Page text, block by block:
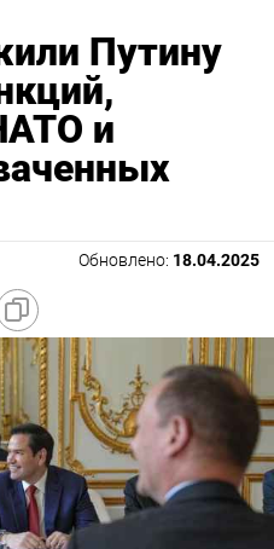
Путину
и
Обновлено: 18.04.2025